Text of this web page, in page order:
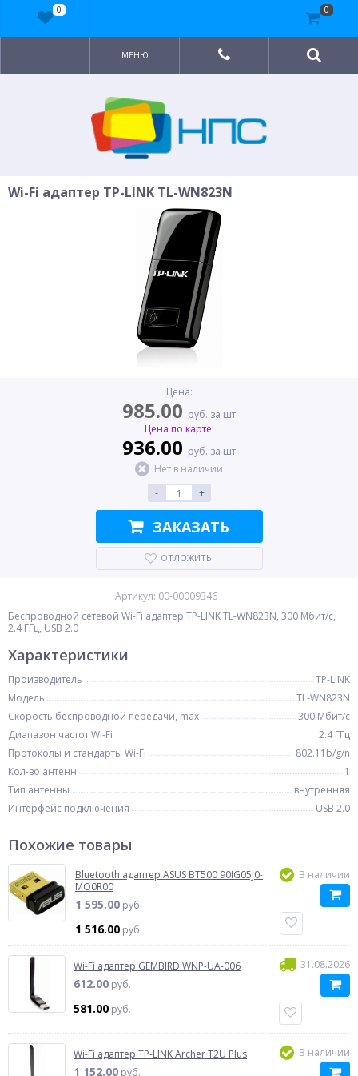
МЕНЮ
Wi-Fi адаптер TP-LINK TL-WN823N
Цена:
985.00 руб. за шт
Цена по карте:
936.00 руб. за шт
Нет в наличии
-
+
ЗАКАЗАТЬ
ОТЛОЖИТЬ
Артикул: 00-00009346
Беспроводной сетевой Wi-Fi адаптер TP-LINK TL-WN823N, 300 Мбит/с,
2.4 ГГц, USB 2.0
Характеристики
Производитель
TP-LINK
Модель
TL-WN823N
Скорость беспроводной передачи, max
300 Мбит/с
Диапазон частот Wi-Fi
2.4 ГГц
Протоколы и стандарты Wi-Fi
802.11b/g/n
Кол-во антенн
1
Тип антенны
внутренняя
Интерфейс подключения
USB 2.0
Похожие товары
Bluetooth адаптер ASUS BT500 90IG05J0-
MO0R00
1 595.00 руб.
1 516.00 руб.
В наличии
Wi-Fi адаптер GEMBIRD WNP-UA-006
612.00 руб.
581.00 руб.
31.08.2026
Wi-Fi адаптер TP-LINK Archer T2U Plus
1 152.00 руб.
В наличии
0 0